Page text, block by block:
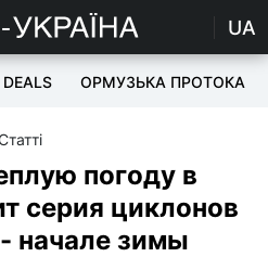
UA
DEALS ОРМУЗЬКА ПРОТОКА
погоду в
серия циклонов
начале зимы